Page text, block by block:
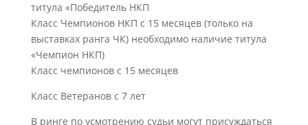
титула «Победитель НКП
Класс Чемпионов НКП с 15 месяцев (только на
выставках ранга ЧК) необходимо наличие титула
«Чемпион НКП)
Класс чемпионов с 15 месяцев
Класс Ветеранов с 7 лет
В ринге по усмотрению судьи могут присуждаться